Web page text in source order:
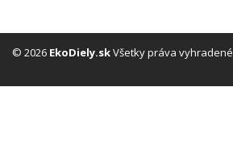
(Pravé)
© 2026 EkoDiely.skVšetky práva vyhradené